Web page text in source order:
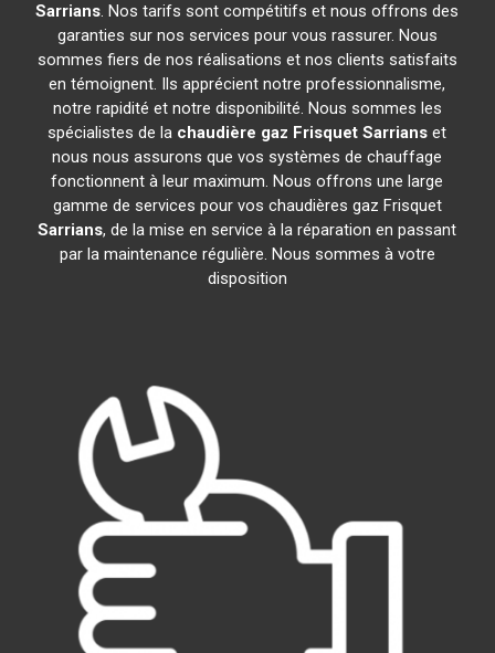
Sarrians. Nos tarifs sont compétitifs et nous offrons des
garanties sur nos services pour vous rassurer. Nous
sommes fiers de nos réalisations et nos clients satisfaits
en témoignent. Ils apprécient notre professionnalisme,
notre rapidité et notre disponibilité. Nous sommes les
spécialistes de la chaudière gaz Frisquet Sarrians et
nous nous assurons que vos systèmes de chauffage
fonctionnent à leur maximum. Nous offrons une large
gamme de services pour vos chaudières gaz Frisquet
Sarrians, de la mise en service à la réparation en passant
par la maintenance régulière. Nous sommes à votre
disposition